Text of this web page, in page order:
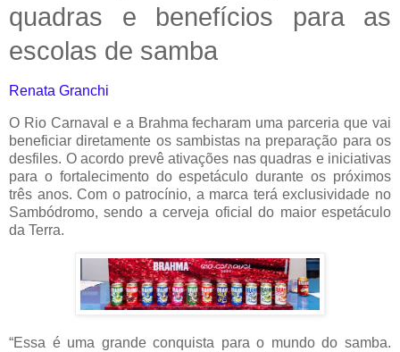
quadras e benefícios para as
escolas de samba
Renata Granchi
O Rio Carnaval e a Brahma fecharam uma parceria que vai
beneficiar diretamente os sambistas na preparação para os
desfiles. O acordo prevê ativações nas quadras e iniciativas
para o fortalecimento do espetáculo durante os próximos
três anos. Com o patrocínio, a marca terá exclusividade no
Sambódromo, sendo a cerveja oficial do maior espetáculo
da Terra.
“Essa é uma grande conquista para o mundo do samba.